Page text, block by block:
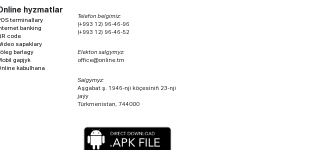
hyzmatlar
terminallary
banking
code
sapaklary
Töleg barlagy
gapjyk
kabulhana
Telefon belgimiz:
(+993 12) 96-46-96
(+993 12) 96-46-52
Elekton salgymyz:
office@online.tm
Salgymyz:
Aşgabat ş. 1946-nji köçesiniň 23-nji
jaýy
Türkmenistan, 744000